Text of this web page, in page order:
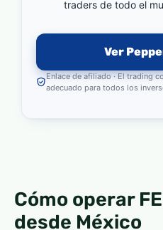
traders de todo el
Ver
Enlace de afiliado · El trading
adecuado para todos los
Cómo operar
desde México